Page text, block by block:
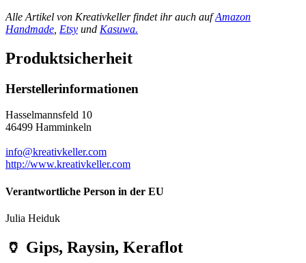
Alle Artikel von Kreativkeller findet ihr auch aufAmazon
Handmade Etsy und Kasuwa.
Produktsicherheit
Herstellerinformationen
Hasselmannsfeld 10
46499 Hamminkeln
info@kreativkeller.com
http://www.kreativkeller.com
Verantwortliche Person in der EU
Julia Heiduk
🏺 Gips, Raysin, Keraflot